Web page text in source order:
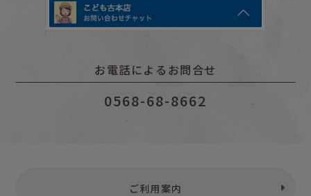
お電話によるお問合せ
0568-68-8662
ご利用案内